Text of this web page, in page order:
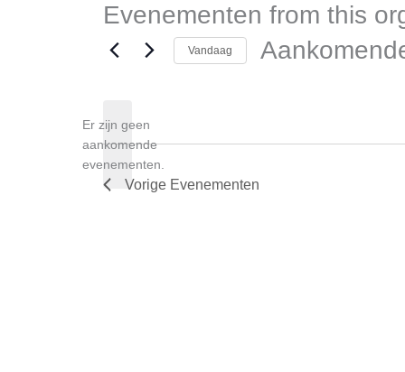
Evenementen from this
Bericht
Er zijn geen
aankomende
evenementen.
Vandaag
Vorige Evenementen